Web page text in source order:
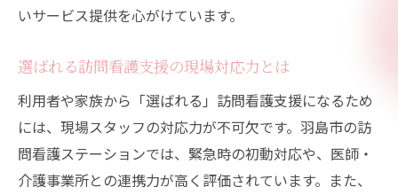
いサービス提供を心がけています。
選ばれる訪問看護支援の現場対応力とは
利用者や家族から「選ばれる」訪問看護支援になるため
には、現場スタッフの対応力が不可欠です。羽島市の訪
問看護ステーションでは、緊急時の初動対応や、医師・
介護事業所との連携力が高く評価されています。また、